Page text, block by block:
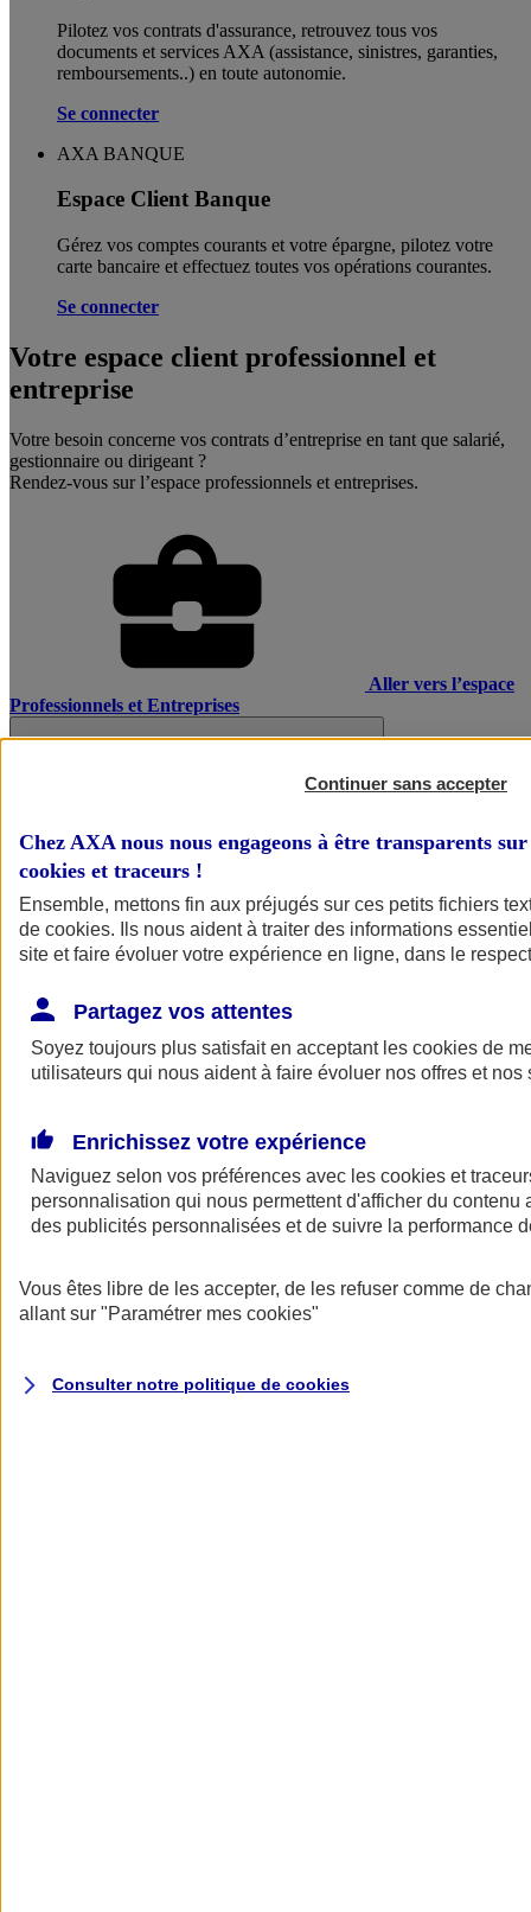
Pilotez vos contrats d'assurance, retrouvez tous vos
documents et services AXA (assistance, sinistres, garanties,
remboursements..) en toute autonomie. ​
Se connecter
AXA BANQUE
Espace Client Banque
Gérez vos comptes courants et votre épargne, pilotez votre
carte bancaire et effectuez toutes vos opérations courantes.
Se connecter
Votre espace client professionnel et
entreprise
Votre besoin concerne vos contrats d’entreprise en tant que salarié,
gestionnaire ou dirigeant ?
Rendez-vous sur l’espace professionnels et entreprises.
Aller vers l’espace
Professionnels et Entreprises
AXA Assurance
Continuer sans accepter
Chez AXA nous nous engageons à être transparents
cookies et traceurs !
Ensemble, mettons fin aux préjugés sur ces petits fichiers
de cookies. Ils nous aident à traiter des informations
site et faire évoluer votre expérience en ligne, dans le
Partagez vos attentes
Soyez toujours plus satisfait en acceptant les cookies de
utilisateurs qui nous aident à faire évoluer nos offres et nos
Enrichissez votre expérience
Naviguez selon vos préférences avec les cookies et
personnalisation qui nous permettent d'afficher du contenu
des publicités personnalisées et de suivre la performance
Vous êtes libre de les accepter, de les refuser comme de
allant sur "Paramétrer mes cookies"
Consulter notre politique de cookies